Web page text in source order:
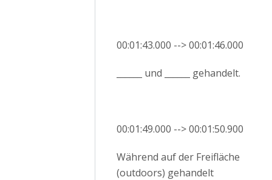
00:01:43.000 --> 00:01:46.000
______ und ______ gehandelt.
00:01:49.000 --> 00:01:50.900
Während auf der Freifläche
(outdoors) gehandelt